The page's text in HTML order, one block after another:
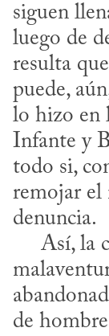
siguen
luego de
resulta
puede,
lo hizo en
Infante y
todo si,
remojar el
denuncia.
de